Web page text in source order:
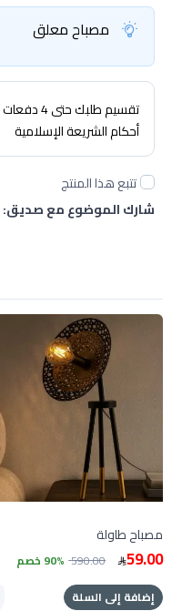
مصباح معلق
تقسيم طلبك حتى 4 دفعات
أحكام الشريعة الإسلامية
تتبع هذا المنتج
شارك الموضوع مع صديق:
مصباح طاولة
59.00
590.00 90% خصم
إضافة إلى السلة